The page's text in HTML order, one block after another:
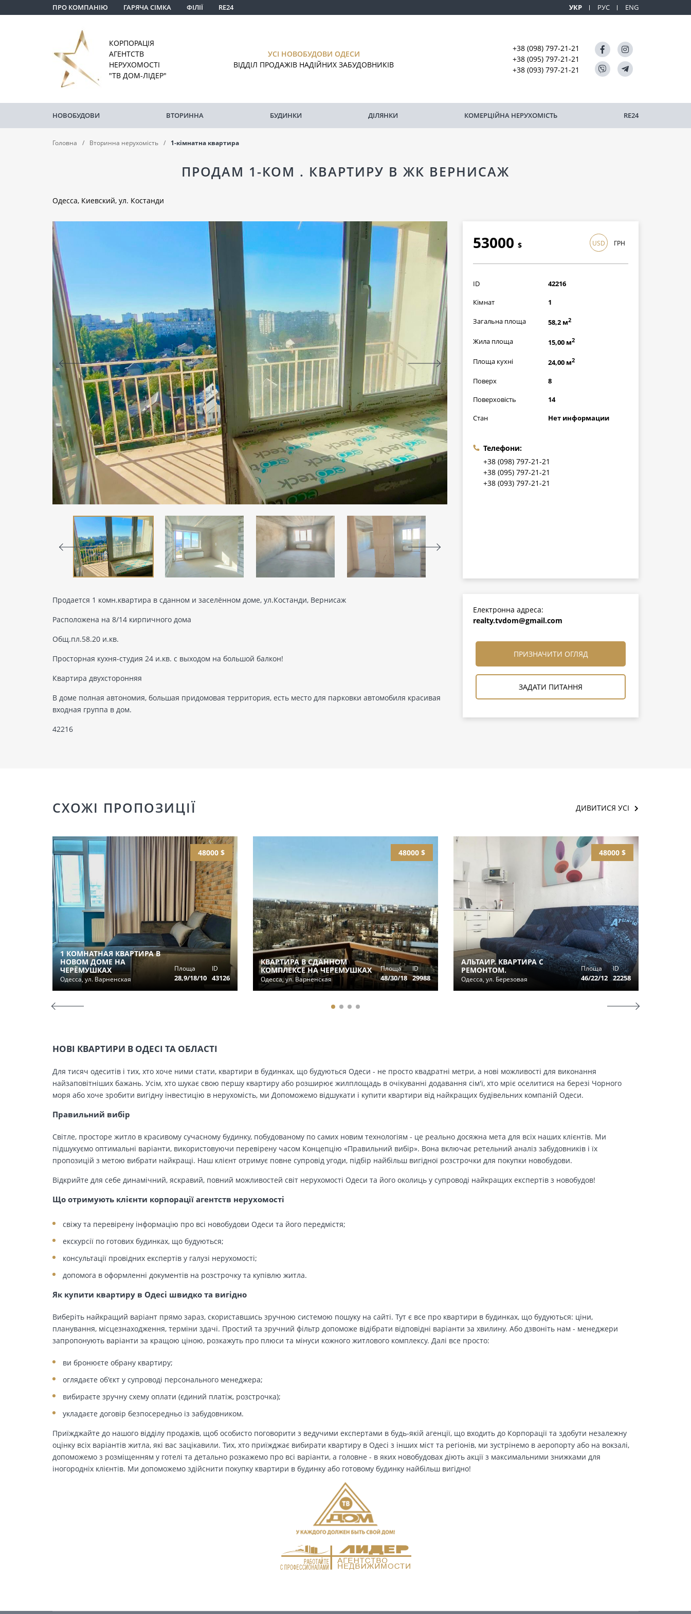
ПРО КОМПАНІЮ ГАРЯЧА СІМКА ФІЛІЇ RE24 УКР РУС ENG
КОРПОРАЦІЯ
АГЕНТСТВ
НЕРУХОМОСТІ
"ТВ ДОМ-ЛІДЕР"
УСІ НОВОБУДОВИ ОДЕСИ
ВІДДІЛ ПРОДАЖІВ НАДІЙНИХ ЗАБУДОВНИКІВ
+38 (098) 797-21-21
+38 (095) 797-21-21
+38 (093) 797-21-21
НОВОБУДОВИ ВТОРИННА БУДИНКИ ДІЛЯНКИ КОМЕРЦІЙНА НЕРУХОМІСТЬ RE24
Головна Вторинна нерухомість 1-кімнатна квартира
ПРОДАМ 1-КОМ . КВАРТИРУ В ЖК ВЕРНИСАЖ
Одесса, Киевский, ул. Костанди
53000 $
1537000грн
USD ГРН
ID
42216
Кімнат
1
Загальна площа 58,2 м2
Жила площа 15,00 м2
Площа кухні 24,00 м2
Поверх
8
Поверховість
14
Стан
Нет информации
Телефони:
+38 (098) 797-21-21
+38 (095) 797-21-21
+38 (093) 797-21-21
Продается 1 комн.квартира в сданном и заселённом доме, ул.Костанди, Вернисаж
Расположена на 8/14 кирпичного дома
Общ.пл.58.20 и.кв.
Просторная кухня-студия 24 и.кв. с выходом на большой балкон!
Квартира двухсторонняя
В доме полная автономия, большая придомовая территория, есть место для парковки автомобиля красивая
входная группа в дом.
42216
Електронна адреса:
realty.tvdom@gmail.com
ПРИЗНАЧИТИ ОГЛЯД
ЗАДАТИ ПИТАННЯ
СХОЖІ ПРОПОЗИЦІЇ ДИВИТИСЯ УСІ
48000 $
1 КОМНАТНАЯ КВАРТИРА В
НОВОМ ДОМЕ НА
ЧЕРЁМУШКАХ
Одесса, ул. Варненская
Площа
28,9/18/10
ID
43126
48000 $
КВАРТИРА В СДАННОМ
КОМПЛЕКСЕ НА ЧЕРЕМУШКАХ
Одесса, ул. Варненская
Площа
48/30/18
ID
29988
48000 $
АЛЬТАИР. КВАРТИРА С
РЕМОНТОМ.
Одесса, ул. Березовая
Площа
46/22/12
ID
22258
НОВІ КВАРТИРИ В ОДЕСІ ТА ОБЛАСТІ
Для тисяч одеситів і тих, хто хоче ними стати, квартири в будинках, що будуються Одеси - не просто квадратні метри, а нові можливості для виконання
найзаповітніших бажань. Усім, хто шукає свою першу квартиру або розширює жилплощадь в очікуванні додавання сім'ї, хто мріє оселитися на березі Чорного
моря або хоче зробити вигідну інвестицію в нерухомість, ми Допоможемо відшукати і купити квартири від найкращих будівельних компаній Одеси.
Правильний вибір
Світле, просторе житло в красивому сучасному будинку, побудованому по самих новим технологіям - це реально досяжна мета для всіх наших клієнтів. Ми
підшукуємо оптимальні варіанти, використовуючи перевірену часом Концепцію «Правильний вибір». Вона включає ретельний аналіз забудовників і їх
пропозицій з метою вибрати найкращі. Наш клієнт отримує повне супровід угоди, підбір найбільш вигідної розстрочки для покупки новобудови.
Відкрийте для себе динамічний, яскравий, повний можливостей світ нерухомості Одеси та його околиць у супроводі найкращих експертів з новобудов!
Що отримують клієнти корпорації агентств нерухомості
свіжу та перевірену інформацію про всі новобудови Одеси та його передмістя;
екскурсії по готових будинках, що будуються;
консультації провідних експертів у галузі нерухомості;
допомога в оформленні документів на розстрочку та купівлю житла.
Як купити квартиру в Одесі швидко та вигідно
Виберіть найкращий варіант прямо зараз, скориставшись зручною системою пошуку на сайті. Тут є все про квартири в будинках, що будуються: ціни,
планування, місцезнаходження, терміни здачі. Простий та зручний фільтр допоможе відібрати відповідні варіанти за хвилину. Або дзвоніть нам - менеджери
запропонують варіанти за кращою ціною, розкажуть про плюси та мінуси кожного житлового комплексу. Далі все просто:
ви бронюєте обрану квартиру;
оглядаєте об'єкт у супроводі персонального менеджера;
вибираєте зручну схему оплати (єдиний платіж, розстрочка);
укладаєте договір безпосередньо із забудовником.
Приїжджайте до нашого відділу продажів, щоб особисто поговорити з ведучими експертами в будь-якій агенції, що входить до Корпорації та здобути незалежну
оцінку всіх варіантів житла, які вас зацікавили. Тих, хто приїжджає вибирати квартиру в Одесі з інших міст та регіонів, ми зустрінемо в аеропорту або на вокзалі,
допоможемо з розміщенням у готелі та детально розкажемо про всі варіанти, а головне - в яких новобудовах діють акції з максимальними знижками для
іногородніх клієнтів. Ми допоможемо здійснити покупку квартири в будинку або готовому будинку найбільш вигідно!